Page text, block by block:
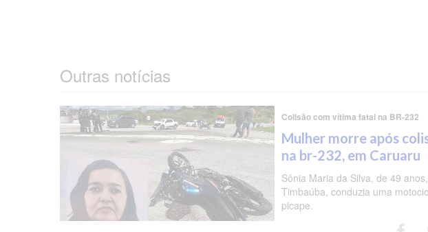
Outras notícias
Colisão com vítima fatal na BR-232
Mulher morre após
na br-232, em Caruaru
Sônia Maria da Silva, de 49
Timbaúba, conduzia uma
picape.